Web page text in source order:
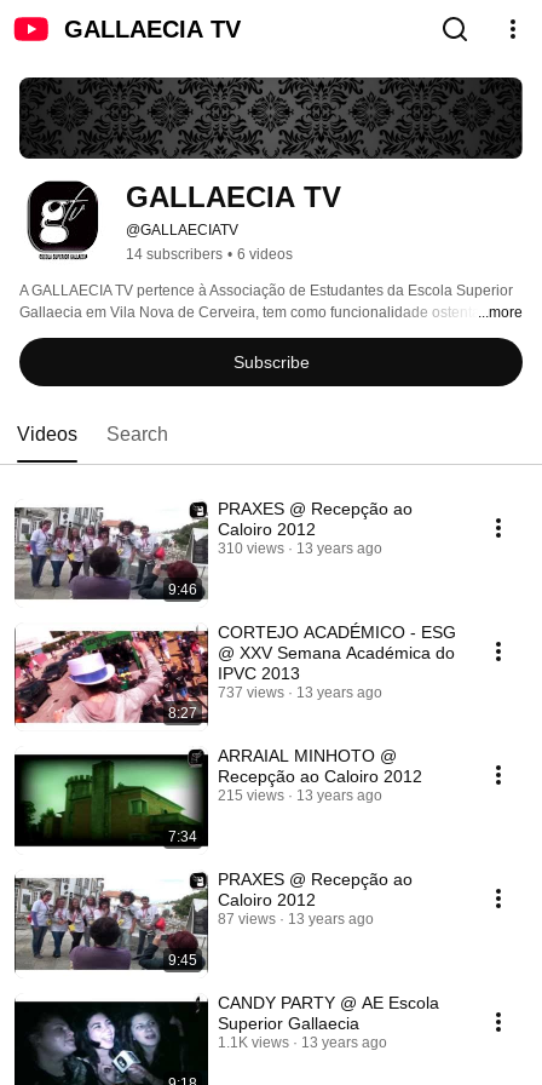
GALLAECIA TV
GALLAECIA TV
@GALLAECIATV
14 subscribers • 6 videos
A GALLAECIA TV pertence à Associação de Estudantes da Escola Superior
Gallaecia em Vila Nova de Cerveira, tem como funcionalidade ostentar
todos os eventos elaborados e apoiados pela mesma através de Media
Report, Fotografia e Video.
...more
Subscribe
Videos Search
9:46
PRAXES @ Recepção ao
Caloiro 2012
310 views 13 years ago
8:27
CORTEJO ACADÉMICO - ESG
@ XXV Semana Académica do
IPVC 2013
737 views 13 years ago
7:34
ARRAIAL MINHOTO @
Recepção ao Caloiro 2012
215 views 13 years ago
9:45
PRAXES @ Recepção ao
Caloiro 2012
87 views 13 years ago
CANDY PARTY @ AE Escola
Superior Gallaecia
1.1K views 13 years ago